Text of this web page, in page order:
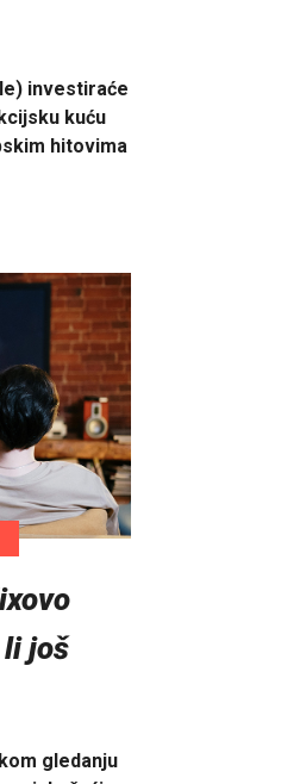
investiraće
kuću
hitovima
li još
gledanju